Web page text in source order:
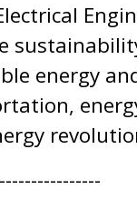
energy